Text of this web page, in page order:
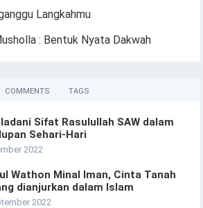
Langkahmu
: Bentuk Nyata Dakwah
COMMENTS TAGS
Sifat Rasulullah SAW dalam
Sehari-Hari
2022
Wathon Minal Iman, Cinta Tanah
dianjurkan dalam Islam
2022